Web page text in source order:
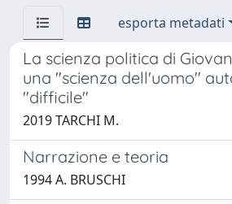
esporta metadati
La scienza politica di
una "scienza dell'uomo"
"difficile"
2019 TARCHI M.
Narrazione e teoria
1994 A. BRUSCHI